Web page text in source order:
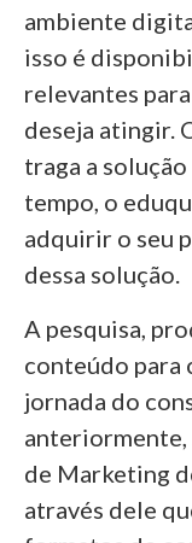
ambiente
isso é
relevantes
deseja atingir.
traga a
tempo, o
adquirir o seu
dessa solução.
A pesquisa,
conteúdo para
jornada do
de Marketing
através dele